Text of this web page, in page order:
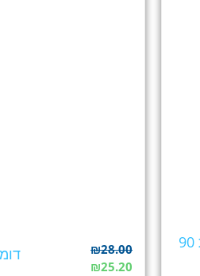
ערכת השחלות 90
₪28.00
₪25.20